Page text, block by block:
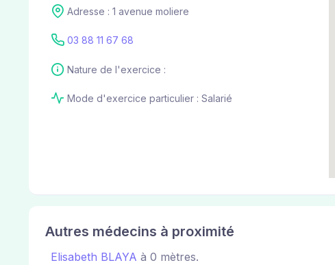
Adresse : 1 avenue moliere
03 88 11 67 68
Nature de l'exercice :
Mode d'exercice particulier : Salarié
Autres médecins à proximité
Elisabeth BLAYA à 0 mètres.